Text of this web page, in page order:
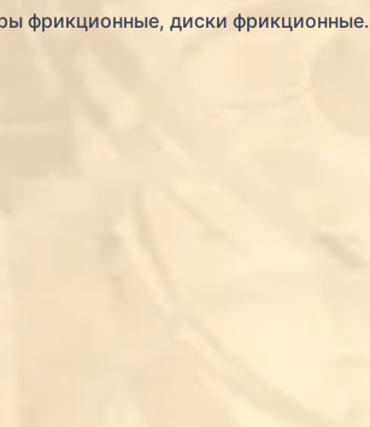
фрикционные, диски фрикционные.